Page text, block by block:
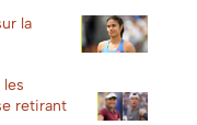
la
retirant